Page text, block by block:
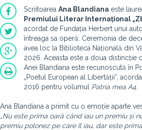
Scriitoarea Ana Blandiana este
Premiului Literar Internațional
acordat de Fundația Herbert unui
întreaga sa operă. Ceremonia de
avea loc la Biblioteca Națională din
2026. Aceasta este a doua distincție
Anei Blandiana este recunoscută în
„Poetul European al Libertății”,
2016 pentru volumul Patria mea A4
Ana Blandiana a primit cu o emoție aparte
„Nu este prima oară când iau un premiu și
premiu polonez pe care îl iau, dar este